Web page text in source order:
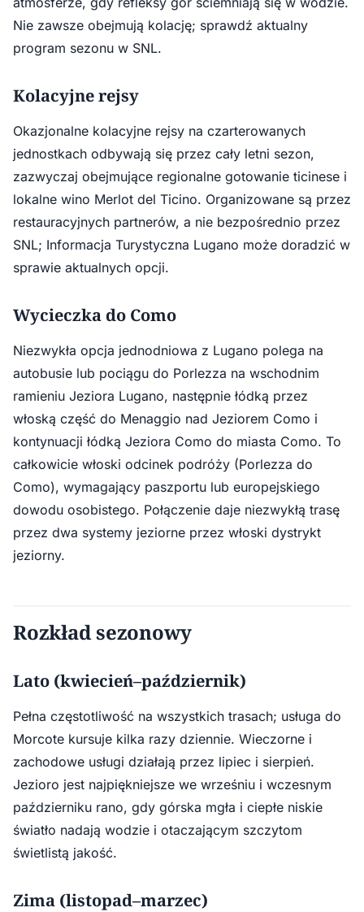
Nie zawsze obejmują kolację; sprawdź aktualny
program sezonu w SNL.
Kolacyjne rejsy
Okazjonalne kolacyjne rejsy na czarterowanych
jednostkach odbywają się przez cały letni sezon,
zazwyczaj obejmujące regionalne gotowanie ticinese i
lokalne wino Merlot del Ticino. Organizowane są przez
restauracyjnych partnerów, a nie bezpośrednio przez
SNL; Informacja Turystyczna Lugano może doradzić w
sprawie aktualnych opcji.
Wycieczka do Como
Niezwykła opcja jednodniowa z Lugano polega na
autobusie lub pociągu do Porlezza na wschodnim
ramieniu Jeziora Lugano, następnie łódką przez
włoską część do Menaggio nad Jeziorem Como i
kontynuacji łódką Jeziora Como do miasta Como. To
całkowicie włoski odcinek podróży (Porlezza do
Como), wymagający paszportu lub europejskiego
dowodu osobistego. Połączenie daje niezwykłą trasę
przez dwa systemy jeziorne przez włoski dystrykt
jeziorny.
Rozkład sezonowy
Lato (kwiecień–październik)
Pełna częstotliwość na wszystkich trasach; usługa do
Morcote kursuje kilka razy dziennie. Wieczorne i
zachodowe usługi działają przez lipiec i sierpień.
Jezioro jest najpiękniejsze we wrześniu i wczesnym
październiku rano, gdy górska mgła i ciepłe niskie
światło nadają wodzie i otaczającym szczytom
świetlistą jakość.
Zima (listopad–marzec)